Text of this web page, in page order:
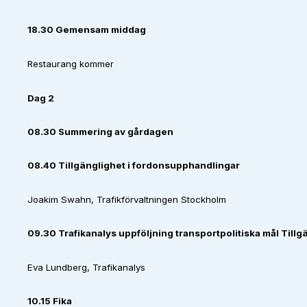
18.30 Gemensam middag
Restaurang kommer
Dag 2
08.30 Summering av gårdagen
08.40 Tillgänglighet i fordonsupphandlingar
Joakim Swahn, Trafikförvaltningen Stockholm
09.30 Trafikanalys uppföljning transportpolitiska mål
Eva Lundberg, Trafikanalys
10.15 Fika